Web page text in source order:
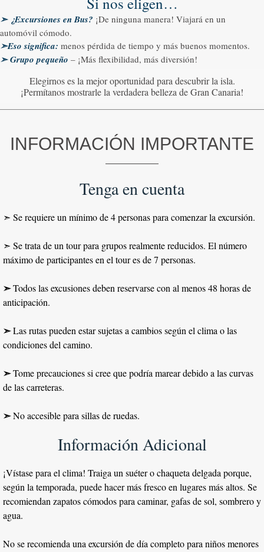
➣ ¿Excursiones en Bus? ¡De ninguna manera! Viajará en un
automóvil cómodo.
➣Eso significa: menos pérdida de tiempo y más buenos momentos.
➣Grupo pequeño – ¡Más flexibilidad, más diversión!
Elegirnos es la mejor oportunidad para descubrir la isla.
¡Permítanos mostrarle la verdadera belleza de Gran Canaria!
INFORMACIÓN IMPORTANTE
Tenga en cuenta
➣ Se requiere un mínimo de 4 personas para comenzar la excursión.
➣ Se trata de un tour para grupos realmente reducidos. El número
máximo de participantes en el tour es de 7 personas.
➣Todos las excusiones deben reservarse con al menos 48 horas de
anticipación.
➣Las rutas pueden estar sujetas a cambios según el clima o las
condiciones del camino.
➣Tome precauciones si cree que podría marear debido a las curvas
de las carreteras.
➣No accesible para sillas de ruedas.
Información Adicional
¡Vístase para el clima! Traiga un suéter o chaqueta delgada porque,
según la temporada, puede hacer más fresco en lugares más altos. Se
recomiendan zapatos cómodos para caminar, gafas de sol, sombrero y
agua.
No se recomienda una excursión de día completo para niños menores